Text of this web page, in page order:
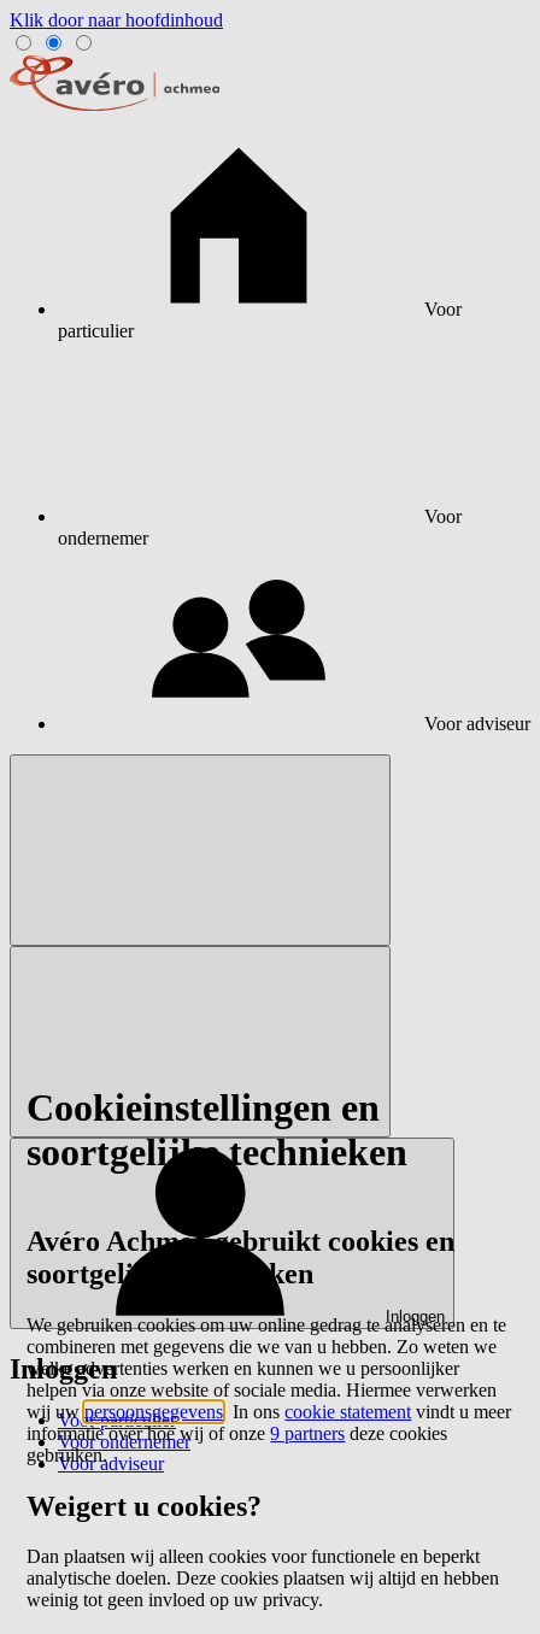
Klik door naar hoofdinhoud
Voor
particulier
Voor
ondernemer
Voor adviseur
Inloggen
Inloggen
Voor particulier
Voor ondernemer
Voor adviseur
Cookieinstellingen en
soortgelijke technieken
Avéro Achmea gebruikt cookies en
soortgelijke technieken
We gebruiken cookies om uw online gedrag te analyseren en te
combineren met gegevens die we van u hebben. Zo weten we
welke advertenties werken en kunnen we u persoonlijker
helpen via onze website of sociale media. Hiermee verwerken
wij uwpersoonsgegevens . In onscookie statement vindt u meer
informatie over hoe wij of onze9 partners deze cookies
gebruiken.
Weigert u cookies?
Dan plaatsen wij alleen cookies voor functionele en beperkt
analytische doelen. Deze cookies plaatsen wij altijd en hebben
weinig tot geen invloed op uw privacy.